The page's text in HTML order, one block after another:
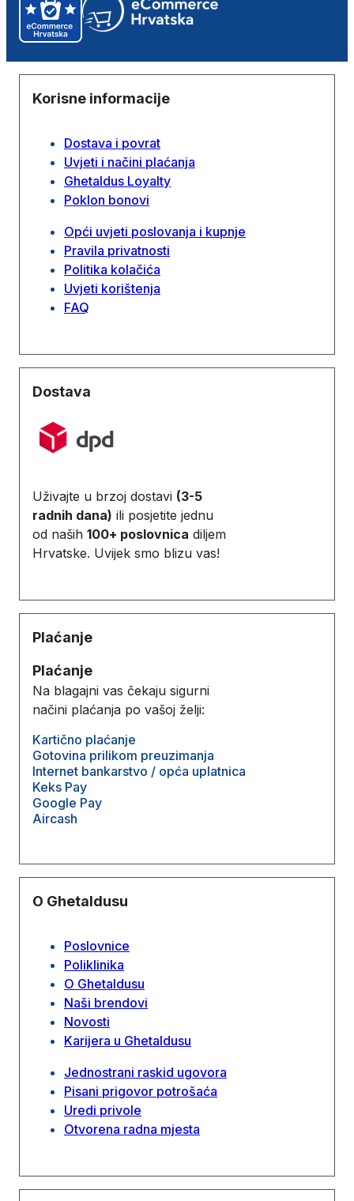
Korisne informacije
Dostava i povrat
Uvjeti i načini plaćanja
Ghetaldus Loyalty
Poklon bonovi
Opći uvjeti poslovanja i kupnje
Pravila privatnosti
Politika kolačića
Uvjeti korištenja
FAQ
Dostava
Uživajte u brzoj dostavi (3-5
radnih dana) ili posjetite jednu
od naših 100+ poslovnica diljem
Hrvatske. Uvijek smo blizu vas!
Plaćanje
Plaćanje
Na blagajni vas čekaju sigurni
načini plaćanja po vašoj želji:
Kartično plaćanje
Gotovina prilikom preuzimanja
Internet bankarstvo / opća uplatnica
Keks Pay
Google Pay
Aircash
O Ghetaldusu
Poslovnice
Poliklinika
O Ghetaldusu
Naši brendovi
Novosti
Karijera u Ghetaldusu
Jednostrani raskid ugovora
Pisani prigovor potrošaća
Uredi privole
Otvorena radna mjesta